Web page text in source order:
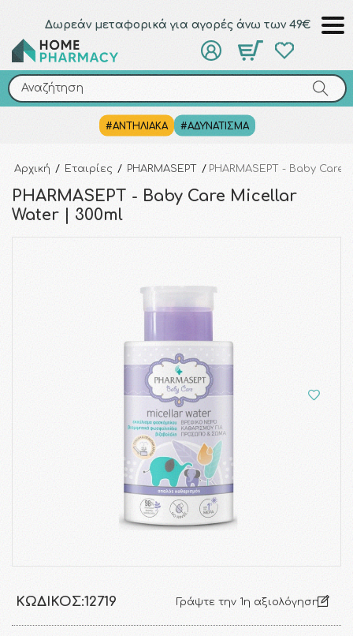
Δωρεάν μεταφορικά για αγορές άνω των 49€
Αναζήτηση
#ΑΝΤΗΛΙΑΚΑ #ΑΔΥΝΑΤΙΣΜΑ
Αναζήτηση
Αρχική / Εταιρίες / PHARMASEPT / PHARMASEPT - Baby
PHARMASEPT - Baby Care Micellar
Water | 300ml
ΚΩΔΙΚΌΣ:12719 Γράψτε την 1η αξιολόγηση